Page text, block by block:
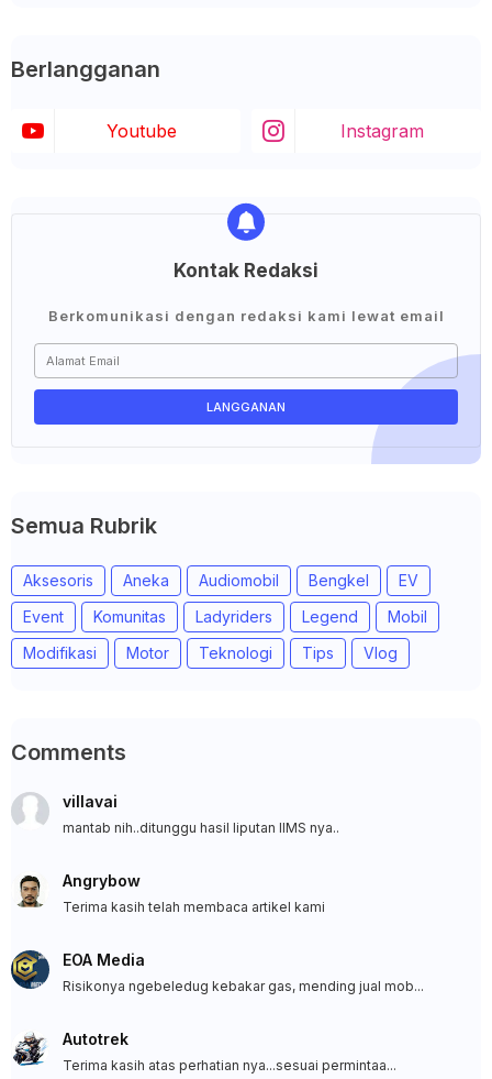
Berlangganan
Youtube Instagram
Kontak Redaksi
Berkomunikasi dengan redaksi kami lewat email
Semua Rubrik
Aksesoris Aneka Audiomobil Bengkel
EV
Event
Komunitas Ladyriders Legend
Mobil
Modifikasi
Motor Teknologi Tips Vlog
Comments
villavai
mantab nih..ditunggu hasil liputan IIMS nya..
Angrybow
Terima kasih telah membaca artikel kami
EOA Media
Risikonya ngebeledug kebakar gas, mending jual mob...
Autotrek
Terima kasih atas perhatian nya...sesuai permintaa...